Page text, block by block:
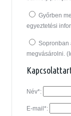
Győrben
egyeztetési
Sopronban
megvásárolni.
Név*:
E-mail*: